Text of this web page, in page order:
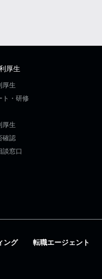
厚生
厚生
ト・研修
厚生
確認
談窓口
ング 転職エージェント